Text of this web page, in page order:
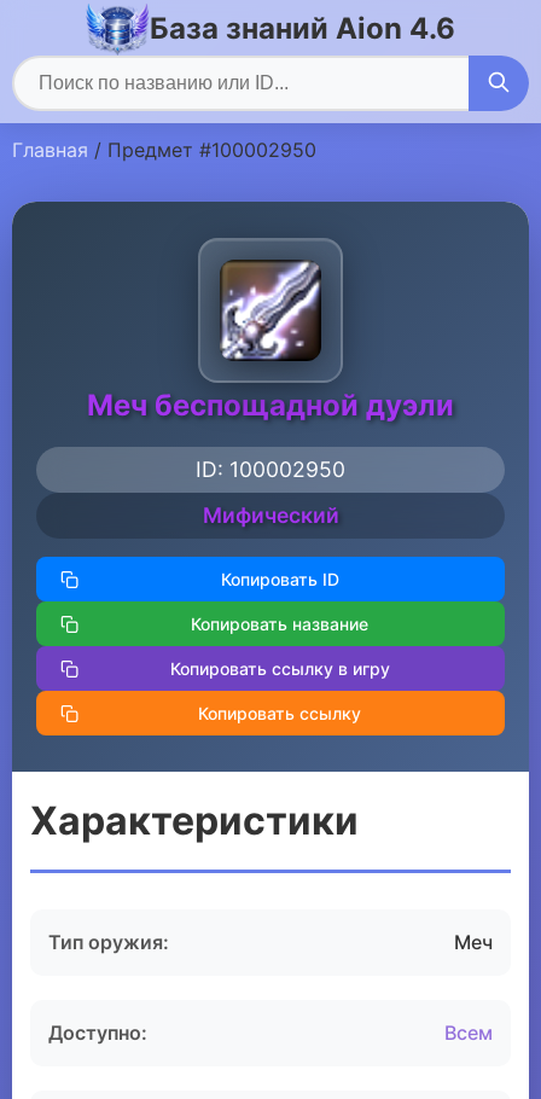
База знаний Aion 4.6
Главная / Предмет #100002950
Меч беспощадной дуэли
ID: 100002950
Мифический
Копировать ID
Копировать название
Копировать ссылку в игру
Копировать ссылку
Характеристики
Тип оружия: Меч
Доступно: Всем